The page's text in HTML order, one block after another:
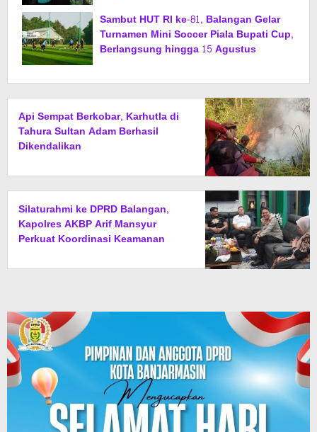
Sambut HUT RI ke-81, Balangan Gelar
Turnamen Mini Soccer Piala Bupati Cup,
Berlangsung hingga 15 Agustus
Api Sempat Berkobar, Karhutla di
Tahura Sultan Adam Berhasil
Dikendalikan
Silaturahmi ke DPRD Balangan,
Kapolres AKBP Arif Mansyur
Perkuat Koordinasi Keamanan